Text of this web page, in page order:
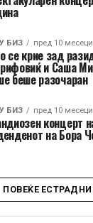
БИЗ пред 10 месеци
се крие зад
и Саша
беше разочаран
БИЗ пред 10 месеци
концерт
на Бора
ПОВЕЌЕ ЕСТРАДНИ